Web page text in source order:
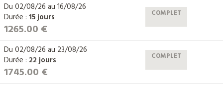
Du 02/08/26 au 16/08/26
Durée : 15 jours
1265.00 €
COMPLET
Du 02/08/26 au 23/08/26
Durée : 22 jours
1745.00 €
COMPLET